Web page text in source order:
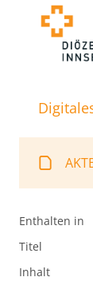
Enthalten in
Titel
Inhalt